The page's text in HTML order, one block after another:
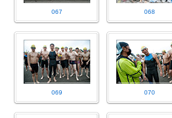
067 068
069 070